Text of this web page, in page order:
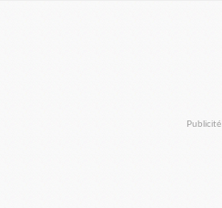
Publicité